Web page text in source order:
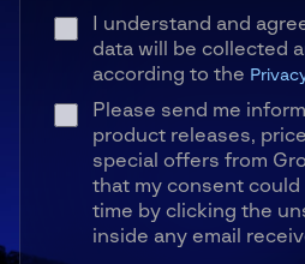
I understand and
data will be collected
according to the
Please send me
product releases,
special offers from
that my consent
time by clicking the
inside any email